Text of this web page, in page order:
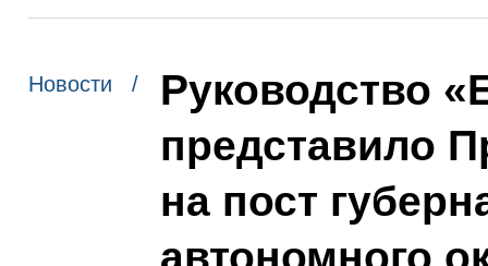
Новости /
Руководство
представило
на пост
автономного